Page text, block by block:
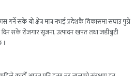
गर्ने सके यो क्षेत्र मात्र नभई प्रदेशकै विकासमा सघाउ पुग्ने
सके रोजगार सृजना, उत्पादन खपत तथा जडीबुटी